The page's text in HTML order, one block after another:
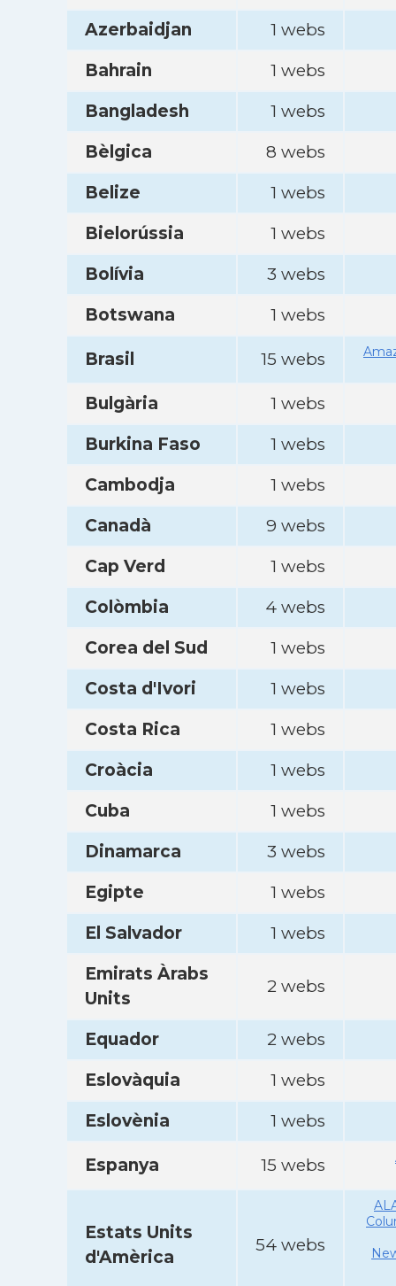
Azerbaidjan
1 webs
Bahrain
1 webs
Bangladesh
1 webs
Bèlgica
8 webs
Belize
1 webs
Bielorússia
1 webs
Bolívia
3 webs
Botswana
1 webs
Brasil 15 webs
Bulgària
1 webs
Burkina Faso
1 webs
Cambodja
1 webs
Canadà
9 webs
Cap Verd
1 webs
Colòmbia
4 webs
Corea del Sud
1 webs
Costa d'Ivori
1 webs
Costa Rica
1 webs
Croàcia
1 webs
Cuba
1 webs
Dinamarca
3 webs
Egipte
1 webs
El Salvador
1 webs
Emirats Àrabs
Units
2 webs
Equador
2 webs
Eslovàquia
1 webs
Eslovènia
1 webs
Espanya 15 webs
Estats Units
d'Amèrica
54 webs